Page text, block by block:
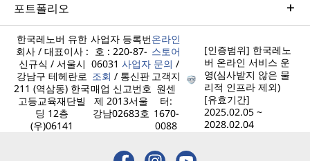
포트폴리오
한국레노버 유한
회사 / 대표이사 :
신규식 / 서울시
강남구 테헤란로
211 (역삼동) 한국
고등교육재단빌
딩 12층
(우)06141
사업자 등록번
호 : 220-87-
06031 사업자
조회 / 통신판
매업 신고번호
제 2013서울
강남02683호
온라인
스토어
문의 /
고객지
원센
터:
1670-
0088
[인증범위] 한국레노
버 온라인 서비스 운
영(심사받지 않은 물
리적 인프라 제외)
[유효기간]
2025.02.05 ~
2028.02.04